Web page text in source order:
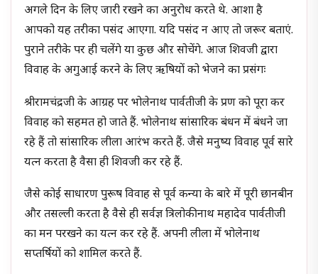
अगले दिन के लिए जारी रखने का अनुरोध करते थे. आशा है
आपको यह तरीका पसंद आएगा. यदि पसंद न आए तो जरूर बताएं.
पुराने तरीके पर ही चलेंगे या कुछ औऱ सोचेंगे. आज शिवजी द्वारा
विवाह के अगुआई करने के लिए ऋषियों को भेजने का प्रसंगः
श्रीरामचंद्रजी के आग्रह पर भोलेनाथ पार्वतीजी के प्रण को पूरा कर
विवाह को सहमत हो जाते हैं. भोलेनाथ सांसारिक बंधन में बंधने जा
रहे हैं तो सांसारिक लीला आरंभ करते हैं. जैसे मनुष्य विवाह पूर्व सारे
यत्न करता है वैसा ही शिवजी कर रहे हैं.
जैसे कोई साधारण पुरूष विवाह से पूर्व कन्या के बारे में पूरी छानबीन
और तसल्ली करता है वैसे ही सर्वज्ञ त्रिलोकीनाथ महादेव पार्वतीजी
का मन परखने का यत्न कर रहे हैं. अपनी लीला में भोलेनाथ
सप्तर्षियों को शामिल करते हैं.